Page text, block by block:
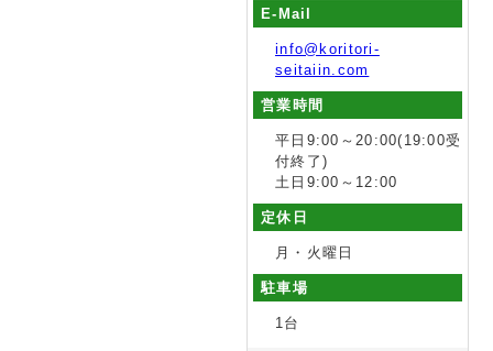
E-Mail
info@koritori-
seitaiin.com
営業時間
平日9:00～20:00(19:00受
付終了)
土日9:00～12:00
定休日
月・火曜日
駐車場
1台